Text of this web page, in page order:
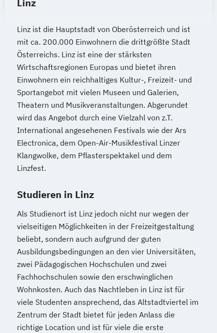
Journalismus und digitale Kommunikation
Kindheitspädagogik
Kindheitspädagogik für Erzieher:innen
Kommunikationsdesign
Kommunikationspsychologie
Kultur- und Medienpädagogik
Logistikmanagement Logopädie
Machine Learning (EN)
Management (DE/EN) Marketing
Marketing und digitale Medien
Marketingmanagement
Mediation und Konfliktmanagement
Mediendesign Medieninformatik
Medienmanagement
Medizinische Informatik Medizintechnik
Modemanagement
Nachhaltiges Management
New Work
Online Marketing
Online Marketing (DE/EN)
Personalentwicklung
Linz
Linz ist die Hauptstadt von Oberösterreich und ist
mit ca. 200.000 Einwohnern die drittgrößte Stadt
Österreichs. Linz ist eine der stärksten
Wirtschaftsregionen Europas und bietet ihren
Einwohnern ein reichhaltiges Kultur-, Freizeit- und
Sportangebot mit vielen Museen und Galerien,
Theatern und Musikveranstaltungen. Abgerundet
wird das Angebot durch eine Vielzahl von z.T.
International angesehenen Festivals wie der Ars
Electronica, dem Open-Air-Musikfestival Linzer
Klangwolke, dem Pflasterspektakel und dem
Linzfest.
Studieren in Linz
Als Studienort ist Linz jedoch nicht nur wegen der
vielseitigen Möglichkeiten in der Freizeitgestaltung
beliebt, sondern auch aufgrund der guten
Ausbildungsbedingungen an den vier Universitäten,
zwei Pädagogischen Hochschulen und zwei
Fachhochschulen sowie den erschwinglichen
Wohnkosten. Auch das Nachtleben in Linz ist für
viele Studenten ansprechend, das Altstadtviertel im
Zentrum der Stadt bietet für jeden Anlass die
richtige Location und ist für viele die erste